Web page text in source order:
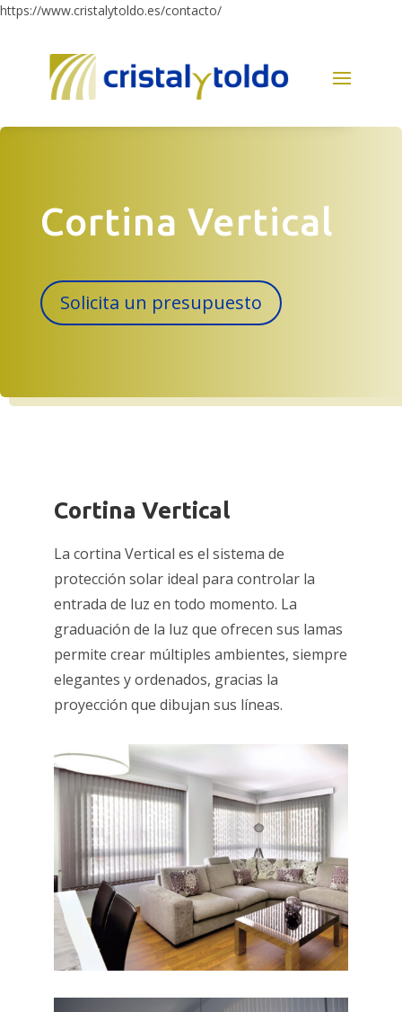
https://www.cristalytoldo.es/contacto/
Cortina Vertical
Solicita un presupuesto
Cortina Vertical
La cortina Vertical es el sistema de
protección solar ideal para controlar la
entrada de luz en todo momento. La
graduación de la luz que ofrecen sus lamas
permite crear múltiples ambientes, siempre
elegantes y ordenados, gracias la
proyección que dibujan sus líneas.